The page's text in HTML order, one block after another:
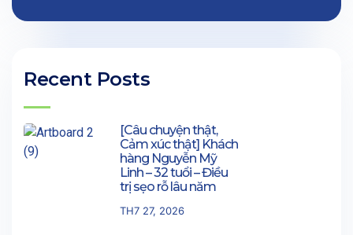
Recent Posts
[Câu chuyện thật,
Cảm xúc thật] Khách
hàng Nguyễn Mỹ
Linh – 32 tuổi – Điều
trị sẹo rỗ lâu năm
TH7 27, 2026